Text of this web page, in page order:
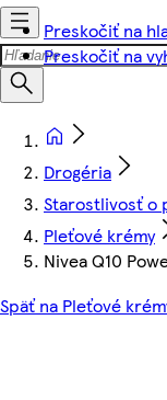
Preskočiť na
Preskočiť na
Drogéria
Starostlivosť o
Pleťové krémy
Nivea Q10
Späť na Pleťové